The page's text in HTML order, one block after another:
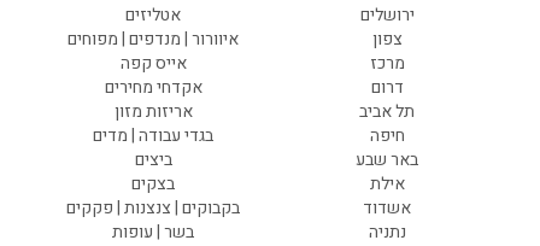
אטליזים
איוורור | מנדפים | מפוחים
אייס קפה
אקדחי מחירים
אריזות מזון
בגדי עבודה | מדים
ביצים
בצקים
בקבוקים | צנצנות | פקקים
בשר | עופות
ירושלים
צפון
מרכז
דרום
תל אביב
חיפה
באר שבע
אילת
אשדוד
נתניה